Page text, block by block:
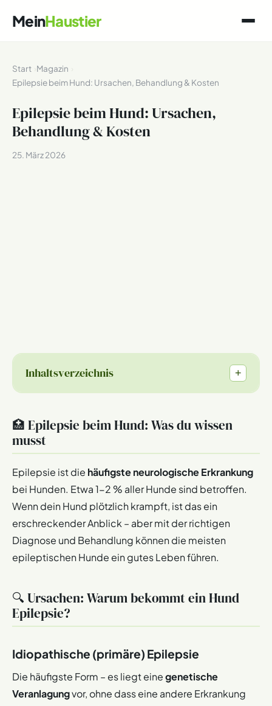
MeinHaustier
Start Magazin
Epilepsie beim Hund: Ursachen, Behandlung & Kosten
Epilepsie beim Hund: Ursachen,
Behandlung & Kosten
25. März 2026
Inhaltsverzeichnis +
🏥 Epilepsie beim Hund: Was du wissen
musst
Epilepsie ist die häufigste neurologische Erkrankung
bei Hunden. Etwa 1-2 % aller Hunde sind betroffen.
Wenn dein Hund plötzlich krampft, ist das ein
erschreckender Anblick – aber mit der richtigen
Diagnose und Behandlung können die meisten
epileptischen Hunde ein gutes Leben führen.
🔍 Ursachen: Warum bekommt ein Hund
Epilepsie?
Idiopathische (primäre) Epilepsie
Die häufigste Form – es liegt einegenetische
Veranlagungvor, ohne dass eine andere Erkrankung